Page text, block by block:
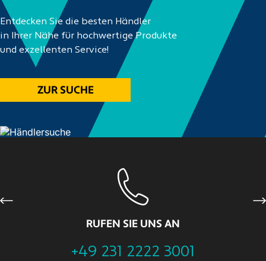
Entdecken Sie die besten Händler
in Ihrer Nähe für hochwertige Produkte
und exzellenten Service!
ZUR SUCHE
RUFEN SIE UNS AN
+49 231 2222 3001
Previous